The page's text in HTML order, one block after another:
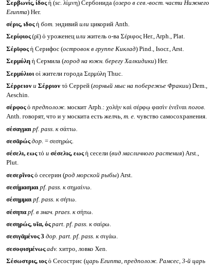
Σερβωνίς, ίδοςἡ (sc. λίμνη) Сербонида (озеро в сев.-вост. части Нижнего
Египта) Her.
σέρις, ιδοςἡ бот. эндивий или цикорий Anth.
Σερίφιος(ρῑ) ὁ уроженец или житель о-ва Σέριφος Her., Arph., Plat.
Σέρῑφοςἡ Серифос (островок в группе Киклад) Pind., Isocr., Arst.
Σερμύλη ἡ Сермила (город на южн. берегу Халкидики) Her.
Σερμύλιοι οἱ жители города Σερμύλη Thuc.
Σέρρειον и Σέρριον τό Серрей (горный мыс на побережье Фракии) Dem.,
Aeschin.
σέρφοςὁ предполож. москит Arph.: χολὴν καὶ σέρφῳ φασὶν ἐνεῖναι погов.
Anth. говорят, что и у москита есть желчь, т. е. чувство самосохранения.
σέσαγμαι pf. pass. кσάττω.
σεσᾱρώς дор. = σεσηρώς.
σέσελι, εωςτό и σέσελις, εωςἡ сесели (вид масличного растения) Arst.,
Plut.
σεσερῖνοςὁ сесерин (род морской рыбы) Arst.
σεσήμασμαι pf. pass. кσημαίνω.
σέσημμαι pf. pass. кσήπω.
σέσηπα pf. в знач. praes. кσήπω.
σεσηρώς, υῖα, ός part. pf. pass. кσαίρω.
σεσιγᾱμένος 3 дор. part. pf. pass. кσιγάω.
σεσοφισμένως adv. хитро, ловко Xen.
Σέσωστρις, ιοςὁ Сесострис (царь Египта, предполож. Рамсес, 3-й царь